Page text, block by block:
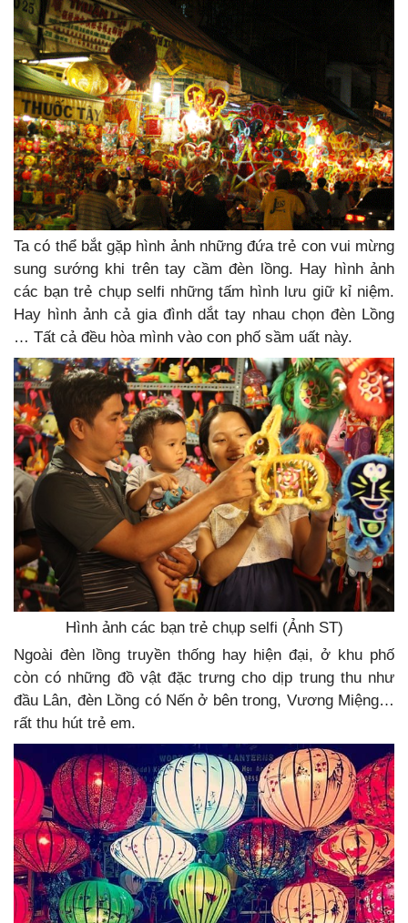
Ta có thể bắt gặp hình ảnh những đứa trẻ con vui mừng
sung sướng khi trên tay cầm đèn lồng. Hay hình ảnh
các bạn trẻ chụp selfi những tấm hình lưu giữ kỉ niệm.
Hay hình ảnh cả gia đình dắt tay nhau chọn đèn Lồng
… Tất cả đều hòa mình vào con phố sầm uất này.
Hình ảnh các bạn trẻ chụp selfi (Ảnh ST)
Ngoài đèn lồng truyền thống hay hiện đại, ở khu phố
còn có những đồ vật đặc trưng cho dịp trung thu như
đầu Lân, đèn Lồng có Nến ở bên trong, Vương Miệng…
rất thu hút trẻ em.